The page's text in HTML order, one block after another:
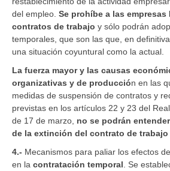
del empleo. Se prohíbe a las
contratos de trabajo y sólo podrán
temporales, que son las que, en
una situación coyuntural como la actual.
La fuerza mayor y las causas
organizativas y de producción en las
medidas de suspensión de contratos y
previstas en los artículos 22 y 23 del
de 17 de marzo, no se podrán
de la extinción del contrato de
4.- Mecanismos para paliar los efectos
en la contratación temporal . Se